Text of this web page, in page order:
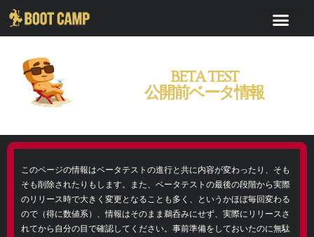
BETA TEST
公開前ベータ情報
このページの情報はベータテストの進行と共に内容が変わったり、そも
そも削除されたりもします。また、ベータテストの最後の段階から実際
のリリース時で大きく変更となることも多く、というかほぼ毎回変わる
ので（得に数値系）、情報はそのまま鵜呑みにせず、実際にリリースさ
れてから自分の目で確認してください。事前準備をしておいたのに無駄